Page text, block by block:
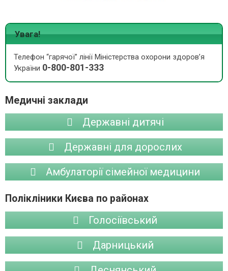
Увага!
Телефон “гарячої” лінії Міністерства охорони здоров’я
України 0-800-801-333
Медичні заклади
Державні дитячі
Державні для дорослих
Амбулаторії сімейної медицини
Полікліники Києва по районах
Голосіївський
Дарницький